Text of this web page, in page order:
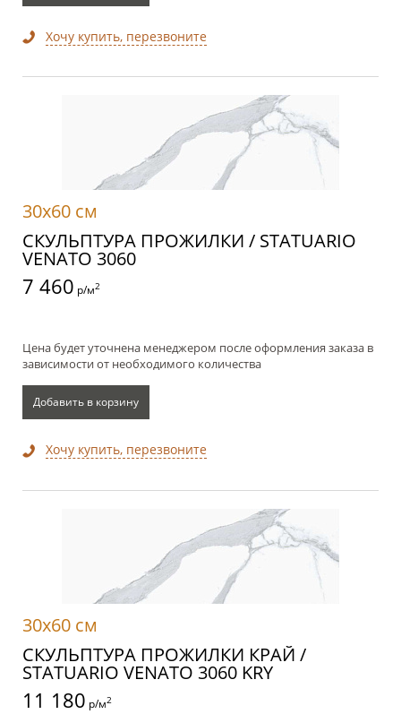
Хочу купить, перезвоните
30x60 см
СКУЛЬПТУРА ПРОЖИЛКИ / STATUARIO
VENATO 3060
7 460 р/м2
Цена будет уточнена менеджером после оформления заказа в
зависимости от необходимого количества
Добавить в корзину
Хочу купить, перезвоните
30x60 см
СКУЛЬПТУРА ПРОЖИЛКИ КРАЙ /
STATUARIO VENATO 3060 KRY
11 180 р/м2